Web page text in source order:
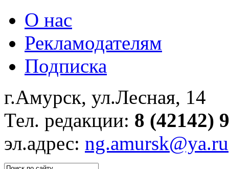
О нас
Рекламодателям
Подписка
г.Амурск, ул.Лесная, 14
Тел. редакции: 8 (42142)
эл.адрес: ng.amursk@ya.ru